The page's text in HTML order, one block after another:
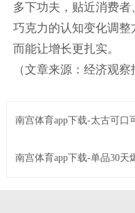
多下功夫，贴近消费
巧克力的认知变化调整
而能让增长更扎实。
（文章来源：经济观察
南宫体育app下载-太古可口
南宫体育app下载-单品30天